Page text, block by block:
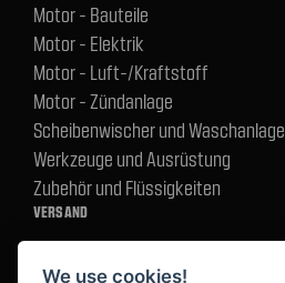
Motor - Bauteile
Motor - Elektrik
Motor - Luft-/Kraftstoff
Motor - Zündanlage
Scheibenwischer und Waschanlage
Werkzeuge und Ausrüstung
Zubehör und Flüssigkeiten
VERSAND
We use cookies!